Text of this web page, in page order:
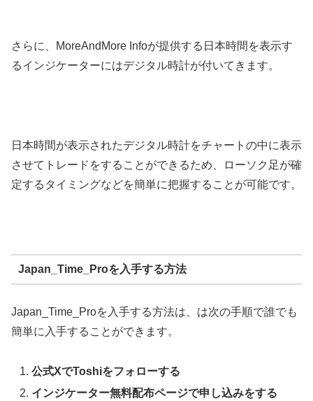
さらに、 MoreAndMore Infoが提供する日本時間を表示す
るインジケーターにはデジタル時計が付いてきます。
日本時間が表示されたデジタル時計をチャートの中に表示
させてトレードをすることができるため、ローソク足が確
定するタイミングなどを簡単に把握することが可能です。
Japan_Time_Proを入手する方法
Japan_Time_Proを入手する方法は、 は次の手順で誰でも
簡単に入手することができます。
公式XでToshiをフォローする
インジケーター無料配布ページで申し込みをする